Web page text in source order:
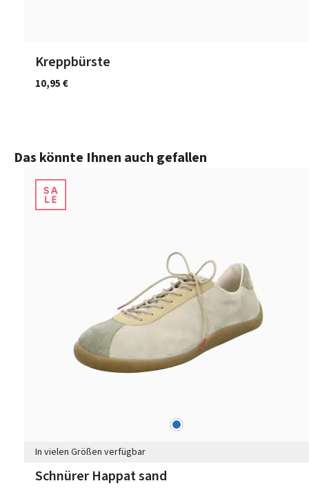
Kreppbürste
10,95 €
Produktgalerie überspringen
Das könnte Ihnen auch gefallen
blau
In vielen Größen verfügbar
Schnürer Happat sand